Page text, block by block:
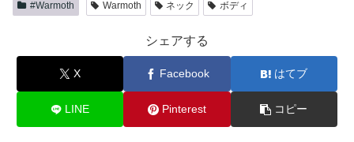
#Warmoth Warmoth ネック ボディ
シェアする
X Facebook はてブ
LINE Pinterest コピー